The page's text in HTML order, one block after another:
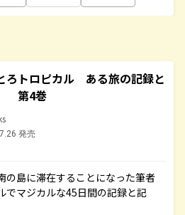
ろトロピカル ある旅の記録と
第4巻
発売
の島に滞在することになった筆者
でマジカルな45日間の記録と記